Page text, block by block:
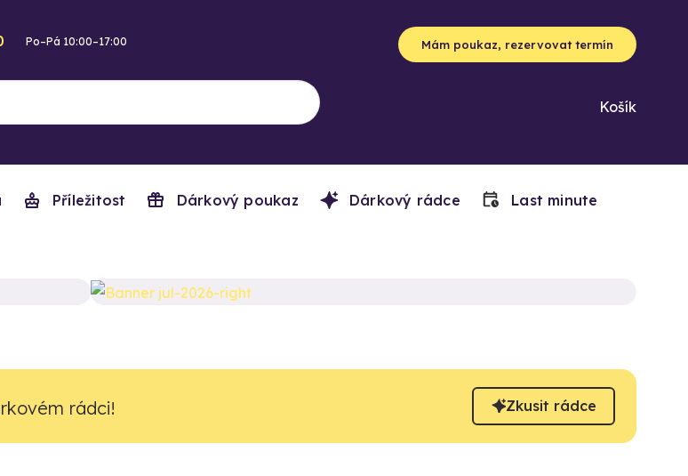
Po–Pá 10:00–17:00 Mám poukaz, rezervovat termín
Košík
Příležitost Dárkový poukaz Dárkový rádce Last minute
rádci! Zkusit rádce